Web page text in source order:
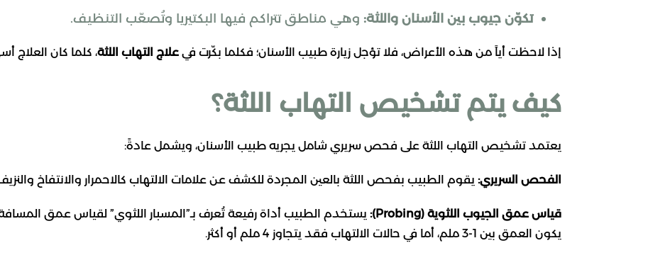
تكوّن جيوب بين الأسنان واللثة: وهي مناطق تتراكم فيها البكتيريا وتُصعّب التنظيف.
إذا لاحظت أياً من هذه الأعراض، فلا تؤجل زيارة طبيب الأسنان؛ فكلما بكّرت في علاج التهاب اللثة، كلما كان العلاج
كيف يتم تشخيص التهاب اللثة؟
يعتمد تشخيص التهاب اللثة على فحص سريري شامل يجريه طبيب الأسنان، ويشمل عادةً:
الفحص السريري: يقوم الطبيب بفحص اللثة بالعين المجردة للكشف عن علامات الالتهاب كالاحمرار والانتفاخ
قياس عمق الجيوب اللثوية (Probing):
يستخدم الطبيب أداة رفيعة تُعرف بـ”المسبار اللثوي” لقياس عمق المسافة
يكون العمق بين 1-3 ملم، أما في حالات الالتهاب فقد يتجاوز 4 ملم أو أكثر.